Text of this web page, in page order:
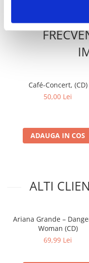
Café-Concert, (CD)
50,00 Lei
ADAUGA IN COS
ALTI
Ariana Grande –
Woman (CD)
69,99 Lei